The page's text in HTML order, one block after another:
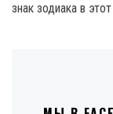
знак зодиака в